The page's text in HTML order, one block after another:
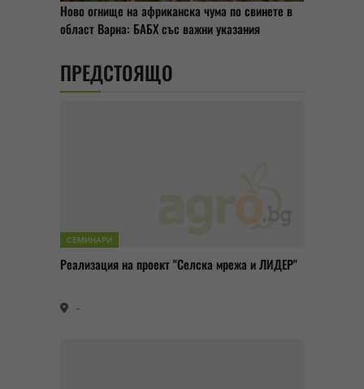
Ново огнище на африканска чума по свинете в
област Варна: БАБХ със важни указания
ПРЕДСТОЯЩО
СЕМИНАРИ
Реализация на проект "Селска мрежа и ЛИДЕР"
-